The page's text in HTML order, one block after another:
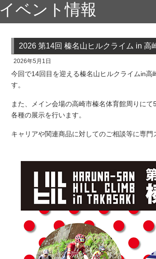
イベント情報
2026 第14回 榛名山ヒルクライム in 高
2026年5月1日
今回で14回目を迎える榛名山ヒルクライムin
す。
また、メイン会場の高崎市榛名体育館周りに
各種の展示を行います。
キャリアや関連商品に対してのご相談等に専